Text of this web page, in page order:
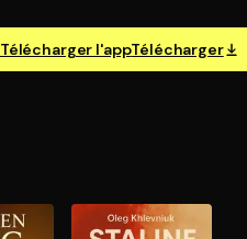
Télécharger l'appTélécharger